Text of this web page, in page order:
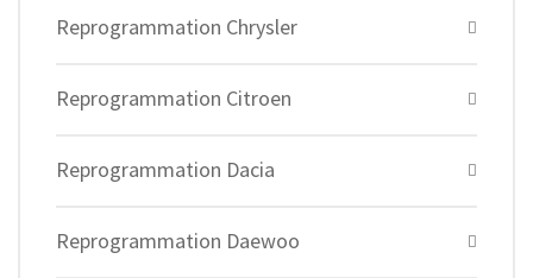
Reprogrammation Chrysler
Reprogrammation Citroen
Reprogrammation Dacia
Reprogrammation Daewoo